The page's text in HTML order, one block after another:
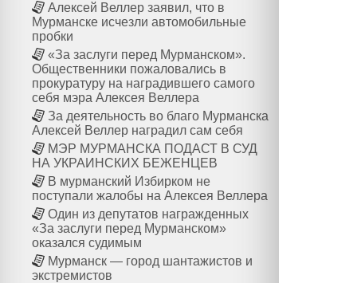
Алексей Веллер заявил, что в
Мурманске исчезли автомобильные
пробки
«За заслуги перед Мурманском».
Общественники пожаловались в
прокуратуру на наградившего самого
себя мэра Алексея Веллера
За деятельность во благо Мурманска
Алексей Веллер наградил сам себя
МЭР МУРМАНСКА ПОДАСТ В СУД
НА УКРАИНСКИХ БЕЖЕНЦЕВ
В мурманский Избирком не
поступали жалобы на Алексея Веллера
Один из депутатов награжденных
«За заслуги перед Мурманском»
оказался судимым
Мурманск — город шантажистов и
экстремистов